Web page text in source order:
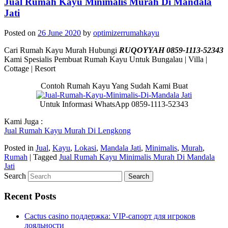
Jati
Posted on 26 June 2020 by optimizerrumahkayu
Cari Rumah Kayu Murah Hubungi RUQOYYAH 0859-1113-52343
Kami Spesialis Pembuat Rumah Kayu Untuk Bungalau | Villa |
Cottage | Resort
Contoh Rumah Kayu Yang Sudah Kami Buat
Untuk Informasi WhatsApp 0859-1113-52343
Kami Juga :
Jual Rumah Kayu Murah Di Lengkong
Posted in Jual, Kayu, Lokasi, Mandala Jati, Minimalis, Murah,
Rumah | Tagged Jual Rumah Kayu Minimalis Murah Di Mandala
Jati
Search
Recent Posts
Cactus casino поддержка: VIP-сапорт для игроков
лояльности